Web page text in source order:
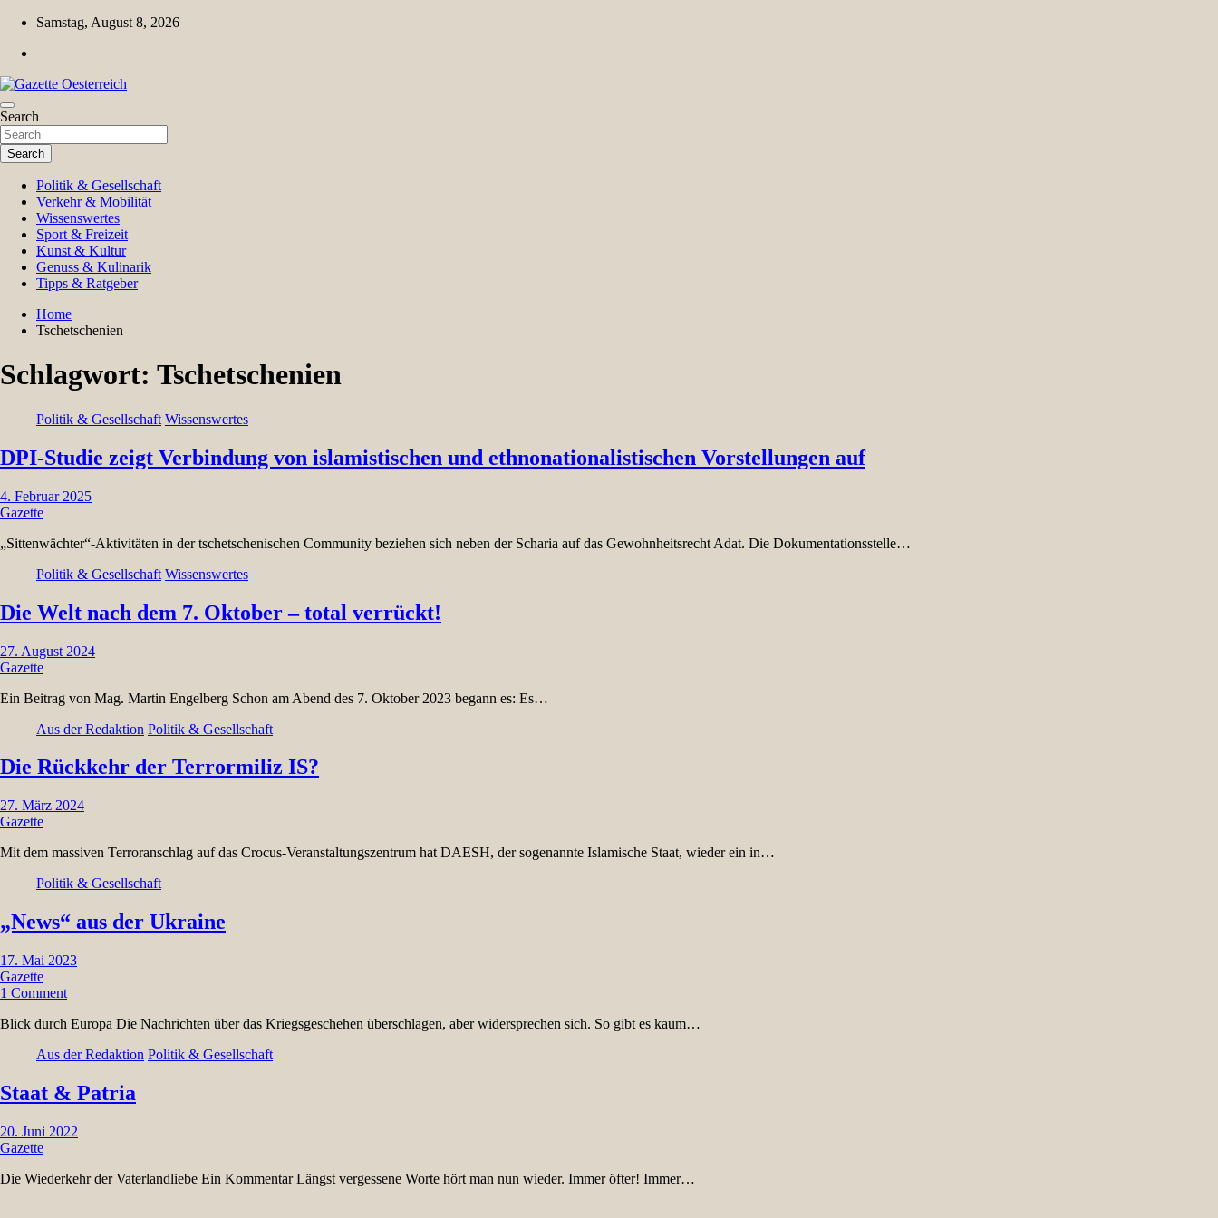
Skip
content
Samstag, August 8, 2026
Gazette Oesterreich
Magazin für Freizeit, Politik, Kultur & Wissenschaft
Search
Search
Politik & Gesellschaft
Verkehr & Mobilität
Wissenswertes
Sport & Freizeit
Kunst & Kultur
Genuss & Kulinarik
Tipps & Ratgeber
Home
Tschetschenien
Schlagwort: Tschetschenien
Politik & Gesellschaft Wissenswertes
DPI-Studie zeigt Verbindung von islamistischen und ethnonationalistischen Vorstellungen auf
4. Februar 2025
Gazette
„Sittenwächter“-Aktivitäten in der tschetschenischen Community beziehen sich neben der Scharia auf das Gewohnheitsrecht Adat. Die Dokumentationsstelle…
Politik & Gesellschaft Wissenswertes
Die Welt nach dem 7. Oktober – total verrückt!
27. August 2024
Gazette
Ein Beitrag von Mag. Martin Engelberg Schon am Abend des 7. Oktober 2023 begann es: Es…
Aus der Redaktion Politik & Gesellschaft
Die Rückkehr der Terrormiliz IS?
27. März 2024
Gazette
Mit dem massiven Terroranschlag auf das Crocus-Veranstaltungszentrum hat DAESH, der sogenannte Islamische Staat, wieder ein in…
Politik & Gesellschaft
„News“ aus der Ukraine
17. Mai 2023
Gazette
1 Comment
Blick durch Europa Die Nachrichten über das Kriegsgeschehen überschlagen, aber widersprechen sich. So gibt es kaum…
Aus der Redaktion Politik & Gesellschaft
Staat & Patria
20. Juni 2022
Gazette
Die Wiederkehr der Vaterlandliebe Ein Kommentar Längst vergessene Worte hört man nun wieder. Immer öfter! Immer…